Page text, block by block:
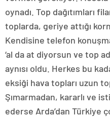
oynadı. Top dağıtımları
toplarda, geriye attığı
Kendisine telefon
‘al da at diyorsun ve top
aynısı oldu. Herkes bu
eksiği hava topları uzun
Şımarmadan, kararlı ve
ederse Arda’dan Türkiye